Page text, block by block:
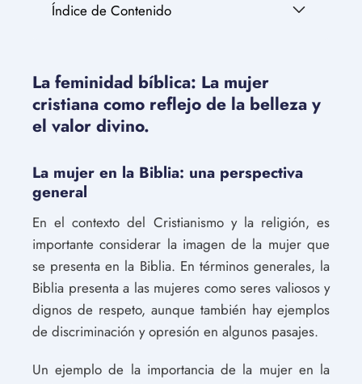
Índice de Contenido
La feminidad bíblica: La mujer
cristiana como reflejo de la belleza y
el valor divino.
La mujer en la Biblia: una perspectiva
general
En el contexto del Cristianismo y la religión, es
importante considerar la imagen de la mujer que
se presenta en la Biblia. En términos generales, la
Biblia presenta a las mujeres como seres valiosos y
dignos de respeto, aunque también hay ejemplos
de discriminación y opresión en algunos pasajes.
Un ejemplo de la importancia de la mujer en la